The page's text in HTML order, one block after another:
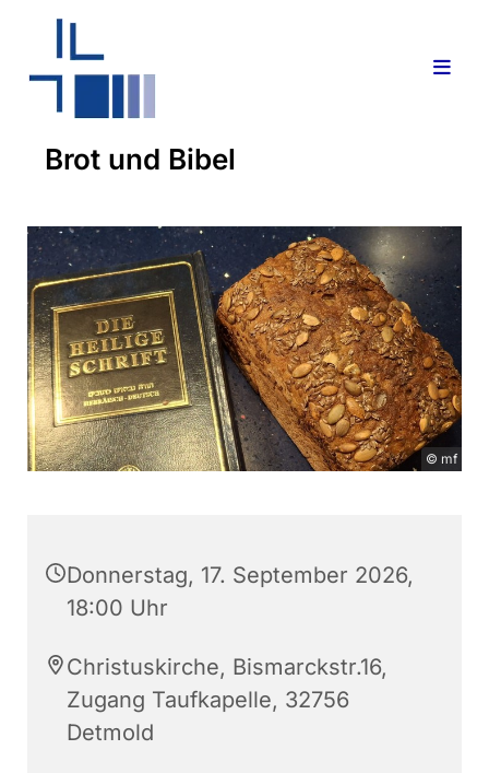
Brot und Bibel
© mf
Donnerstag, 17. September 2026,
18:00 Uhr
Christuskirche, Bismarckstr.16,
Zugang Taufkapelle, 32756
Detmold